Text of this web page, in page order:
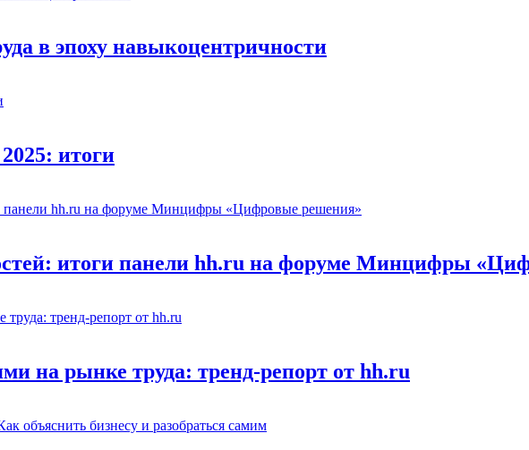
в эпоху навыкоцентричности
итоги
итоги панели hh.ru на форуме Минцифры
на рынке труда: тренд-репорт от hh.ru